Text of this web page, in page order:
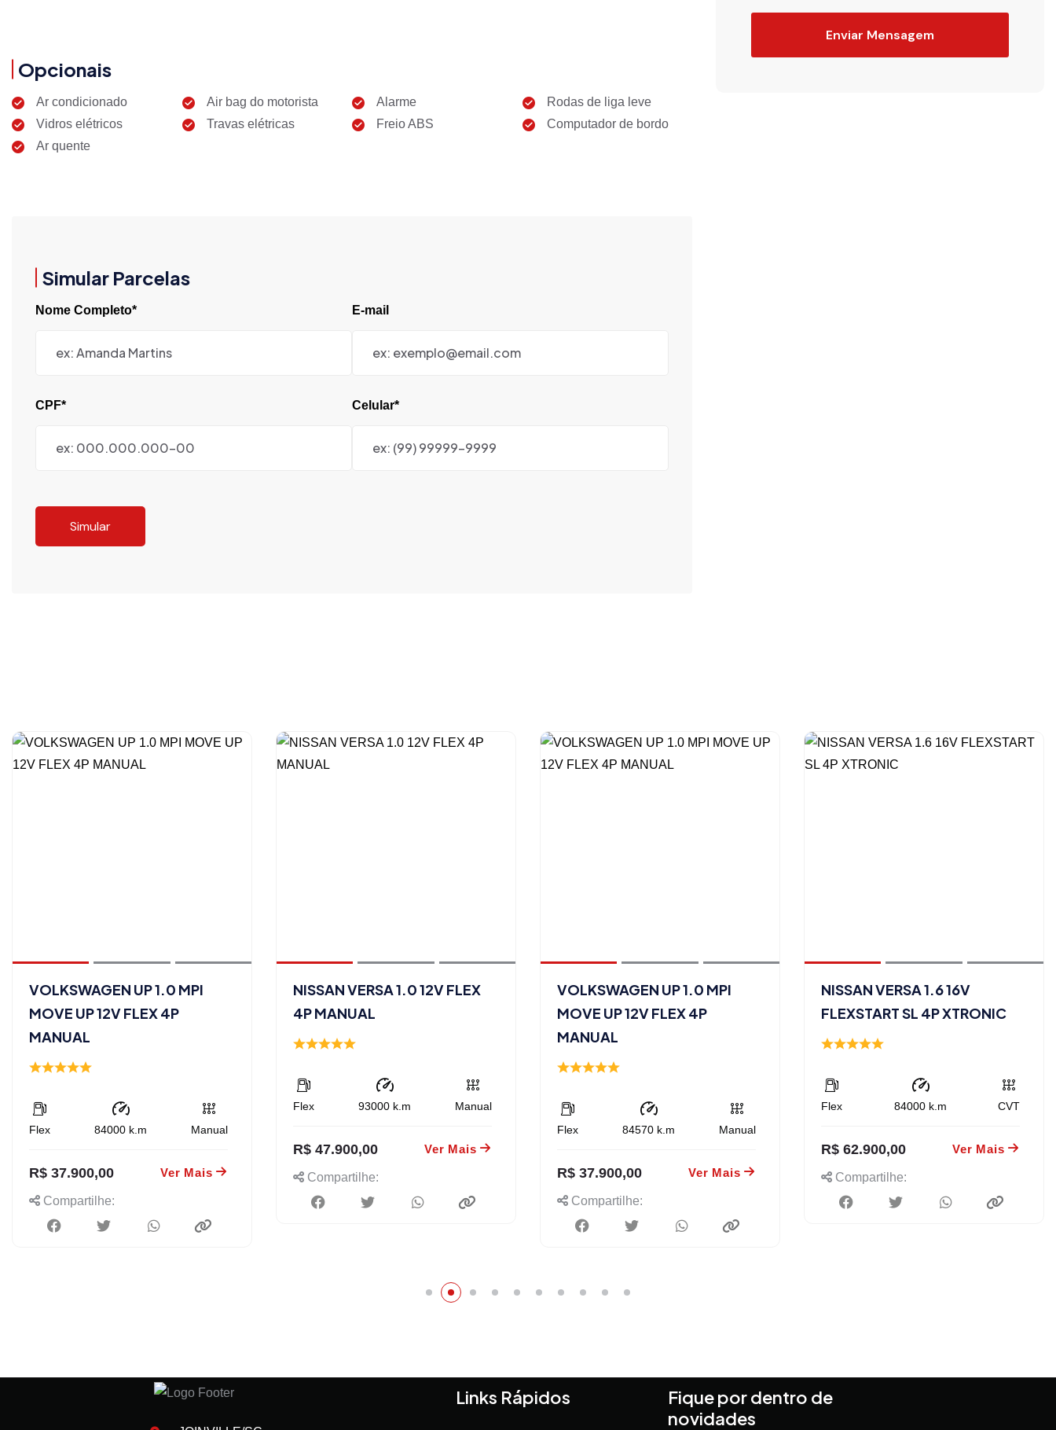
Opcionais
Ar condicionado Air bag do motorista Alarme
Rodas de liga leve
Vidros elétricos
Travas elétricas Freio ABS
Computador de bordo
Ar quente
Simular Parcelas
Nome Completo* E-mail
CPF* Celular*
Simular
Enviar Mensagem
VOLKSWAGEN UP 1.0 MPI
MOVE UP 12V FLEX 4P
MANUAL
Flex 84000 k.m Manual
R$ 37.900,00 Ver Mais
Compartilhe:
NISSAN VERSA 1.0 12V FLEX
4P MANUAL
Flex 93000 k.m Manual
R$ 47.900,00 Ver Mais
Compartilhe:
VOLKSWAGEN UP 1.0 MPI
MOVE UP 12V FLEX 4P
MANUAL
Flex 84570 k.m Manual
R$ 37.900,00 Ver Mais
Compartilhe:
NISSAN VERSA 1.6 16V
FLEXSTART SL 4P XTRONIC
Flex 84000k.m CVT
R$ 62.900,00 Ver Mais
Compartilhe:
Links Rápidos
Fique por dentro de
novidades